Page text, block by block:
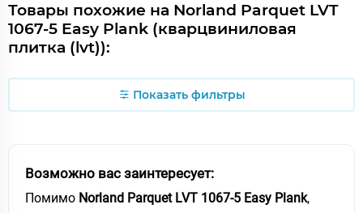
Товары похожие на Norland Parquet LVT
1067-5 Easy Plank (кварцвиниловая
плитка (lvt)):
Показать фильтры
Возможно вас заинтересует:
Помимо Norland Parquet LVT 1067-5 Easy Plank,